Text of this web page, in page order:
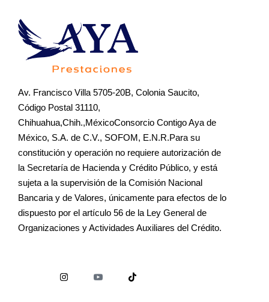
Av. Francisco Villa 5705-20B, Colonia Saucito,
Código Postal 31110,
Chihuahua,Chih.,MéxicoConsorcio Contigo Aya de
México, S.A. de C.V., SOFOM, E.N.R.Para su
constitución y operación no requiere autorización de
la Secretaría de Hacienda y Crédito Público, y está
sujeta a la supervisión de la Comisión Nacional
Bancaria y de Valores, únicamente para efectos de lo
dispuesto por el artículo 56 de la Ley General de
Organizaciones y Actividades Auxiliares del Crédito.